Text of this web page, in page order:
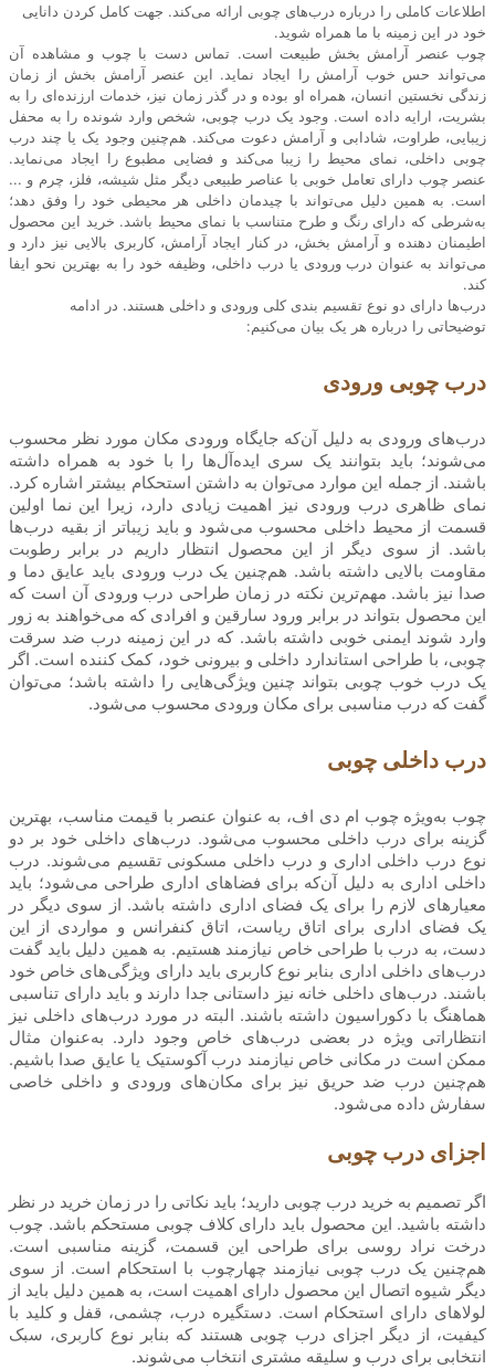
اطلاعات کاملی را درباره درب‌های چوبی ارائه می‌کند. جهت کامل کردن دانایی
خود در این زمینه با ما همراه شوید.
چوب عنصر آرامش بخش طبیعت است. تماس دست با چوب و مشاهده آن
می‌تواند حس خوب آرامش را ایجاد نماید. این عنصر آرامش بخش از زمان
زندگی نخستین انسان، همراه او بوده و در گذر زمان نیز، خدمات ارزنده‌ای را به
بشریت، ارایه داده است. وجود یک درب چوبی، شخص وارد شونده را به محفل
زیبایی، طراوت، شادابی و آرامش دعوت می‌کند. هم‌چنین وجود یک یا چند درب
چوبی داخلی، نمای محیط را زیبا می‌کند و فضایی مطبوع را ایجاد می‌نماید.
عنصر چوب دارای تعامل خوبی با عناصر طبیعی دیگر مثل شیشه، فلز، چرم و ...
است. به همین دلیل می‌تواند با چیدمان داخلی هر محیطی خود را وفق دهد؛
به‌شرطی که دارای رنگ و طرح متناسب با نمای محیط باشد. خرید این محصول
اطیمنان دهنده و آرامش بخش، در کنار ایجاد آرامش، کاربری بالایی نیز دارد و
می‌تواند به عنوان درب ورودی یا درب داخلی، وظیفه خود را به بهترین نحو ایفا
کند.
درب‌ها دارای دو نوع تقسیم بندی کلی ورودی و داخلی هستند. در ادامه
توضیحاتی را درباره هر یک بیان می‌کنیم:
درب چوبی ورودی
درب‌های ورودی به دلیل آن‌که جایگاه ورودی مکان مورد نظر محسوب
می‌شوند؛ باید بتوانند یک سری ایده‌آل‌ها را با خود به همراه داشته
باشند. از جمله این موارد می‌توان به داشتن استحکام بیشتر اشاره کرد.
نمای ظاهری درب ورودی نیز اهمیت زیادی دارد، زیرا این نما اولین
قسمت از محیط داخلی محسوب می‌شود و باید زیباتر از بقیه درب‌ها
باشد. از سوی دیگر از این محصول انتظار داریم در برابر رطوبت
مقاومت بالایی داشته باشد. هم‌چنین یک درب ورودی باید عایق دما و
صدا نیز باشد. مهم‌ترین نکته در زمان طراحی درب ورودی آن است که
این محصول بتواند در برابر ورود سارقین و افرادی که می‌خواهند به زور
وارد شوند ایمنی خوبی داشته باشد. که در این زمینه درب ضد سرقت
چوبی، با طراحی استاندارد داخلی و بیرونی خود، کمک کننده است. اگر
یک درب خوب چوبی بتواند چنین ویژگی‌هایی را داشته باشد؛ می‌توان
گفت که درب مناسبی برای مکان ورودی محسوب می‌شود.
درب داخلی چوبی
چوب به‌ویژه چوب ام دی اف، به عنوان عنصر با قیمت مناسب، بهترین
گزینه برای درب داخلی محسوب می‌شود. درب‌های داخلی خود بر دو
نوع درب داخلی اداری و درب داخلی مسکونی تقسیم می‌شوند. درب
داخلی اداری به دلیل آن‌که برای فضاهای اداری طراحی می‌شود؛ باید
معیارهای لازم را برای یک فضای اداری داشته باشد. از سوی دیگر در
یک فضای اداری برای اتاق ریاست، اتاق کنفرانس و مواردی از این
دست، به درب با طراحی خاص نیازمند هستیم. به همین دلیل باید گفت
درب‌های داخلی اداری بنابر نوع کاربری باید دارای ویژگی‌های خاص خود
باشند. درب‌های داخلی خانه نیز داستانی جدا دارند و باید دارای تناسبی
هماهنگ با دکوراسیون داشته باشند. البته در مورد درب‌های داخلی نیز
انتظاراتی ویژه در بعضی درب‌های خاص وجود دارد. به‌عنوان مثال
ممکن است در مکانی خاص نیازمند درب آکوستیک یا عایق صدا باشیم.
هم‌چنین درب ضد حریق نیز برای مکان‌های ورودی و داخلی خاصی
سفارش داده می‌شود.
اجزای درب چوبی
اگر تصمیم به خرید درب چوبی دارید؛ باید نکاتی را در زمان خرید در نظر
داشته باشید. این محصول باید دارای کلاف چوبی مستحکم باشد. چوب
درخت نراد روسی برای طراحی این قسمت، گزینه مناسبی است.
هم‌چنین یک درب چوبی نیازمند چهارچوب با استحکام است. از سوی
دیگر شیوه اتصال این محصول دارای اهمیت است، به همین دلیل باید از
لولاهای دارای استحکام است. دستگیره درب، چشمی، قفل و کلید با
کیفیت، از دیگر اجزای درب چوبی هستند که بنابر نوع کاربری، سبک
انتخابی برای درب و سلیقه مشتری انتخاب می‌شوند.